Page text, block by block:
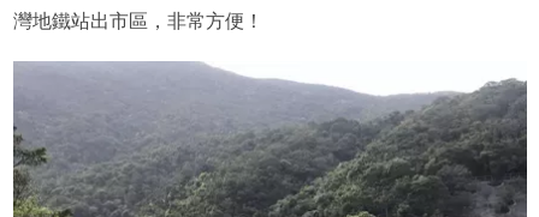
灣地鐵站出市區，非常方便！